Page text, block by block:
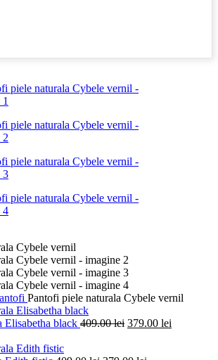
Pantofi piele naturala Cybele vernil
Elisabetha black 409.00lei Prețul
379.00 lei